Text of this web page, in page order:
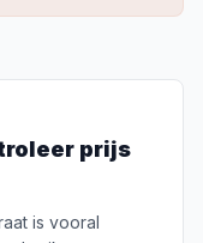
prijs
is vooral